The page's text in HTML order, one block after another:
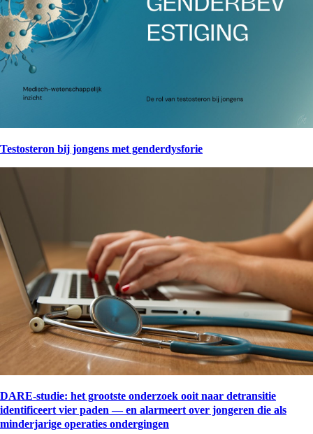
Testosteron bij jongens met genderdysforie
DARE-studie: het grootste onderzoek ooit naar detransitie
identificeert vier paden — en alarmeert over jongeren die als
minderjarige operaties ondergingen